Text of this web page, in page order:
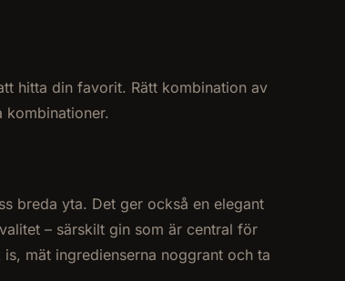
hitta din favorit. Rätt kombination av
breda yta. Det ger också en elegant
– särskilt gin som är central för
mät ingredienserna noggrant och ta